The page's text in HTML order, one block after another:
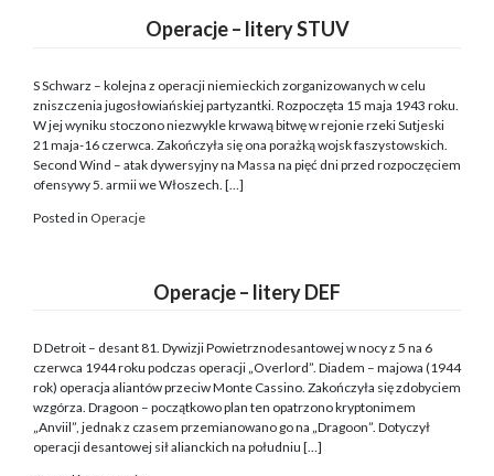
Operacje – litery STUV
S Schwarz – kolejna z operacji niemieckich zorganizowanych w celu
zniszczenia jugosłowiańskiej partyzantki. Rozpoczęta 15 maja 1943 roku.
W jej wyniku stoczono niezwykle krwawą bitwę w rejonie rzeki Sutjeski
21 maja-16 czerwca. Zakończyła się ona porażką wojsk faszystowskich.
Second Wind – atak dywersyjny na Massa na pięć dni przed rozpoczęciem
ofensywy 5. armii we Włoszech. […]
Posted in Operacje
Operacje – litery DEF
D Detroit – desant 81. Dywizji Powietrznodesantowej w nocy z 5 na 6
czerwca 1944 roku podczas operacji „Overlord”. Diadem – majowa (1944
rok) operacja aliantów przeciw Monte Cassino. Zakończyła się zdobyciem
wzgórza. Dragoon – początkowo plan ten opatrzono kryptonimem
„Anviil”, jednak z czasem przemianowano go na „Dragoon”. Dotyczył
operacji desantowej sił alianckich na południu […]